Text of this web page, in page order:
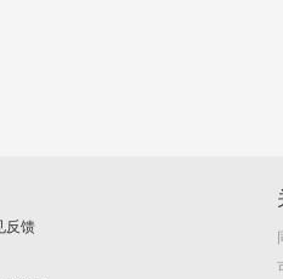
反馈